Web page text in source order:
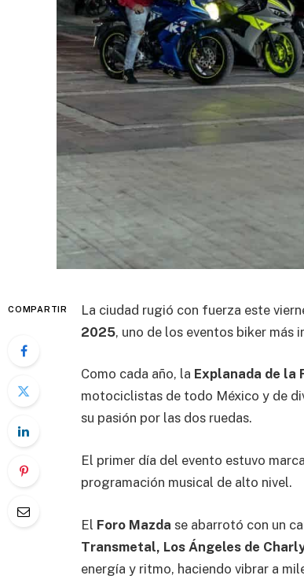
COMPARTIR La ciudad rugió con fuerza este
2025, uno de los eventos biker más
Como cada año, la Explanada de la
motociclistas de todo México y de
su pasión por las dos ruedas.
El primer día del evento estuvo
programación musical de alto nivel.
El Foro Mazda se abarrotó con un
Transmetal, Los Ángeles de
energía y ritmo, haciendo vibrar a